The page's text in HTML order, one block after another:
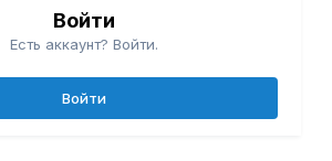
Войти
Есть аккаунт? Войти.
Войти